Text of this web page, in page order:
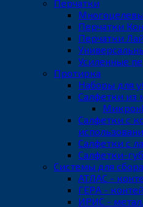
Перчатки
Перчатки
Перчатки
Усиленные
Протирка
Наборы для
Салфетки из
Салфетки с
Салфетки с
Салфетки-
Системы для
АТЛАС -
ГЕРА -
ИРИС -